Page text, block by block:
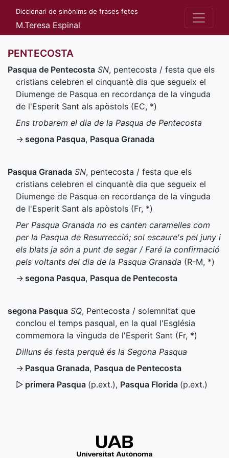
Diccionari de sinònims de frases fetes
M.Teresa Espinal
PENTECOSTA
Pasqua de Pentecosta SN, pentecosta / festa que els
cristians celebren el cinquantè dia que segueix el
Diumenge de Pasqua en recordança de la vinguda
de l'Esperit Sant als apòstols (EC, *)
Ens trobarem el dia de la Pasqua de Pentecosta
→ segona Pasqua, Pasqua Granada
Pasqua Granada SN, pentecosta / festa que els
cristians celebren el cinquantè dia que segueix el
Diumenge de Pasqua en recordança de la vinguda
de l'Esperit Sant als apòstols (Fr, *)
Per Pasqua Granada no es canten caramelles com
per la Pasqua de Resurrecció; sol escaure's pel juny i
els blats ja són a punt de segar / Faré la confirmació
pels voltants del dia de la Pasqua Granada (R-M, *)
→ segona Pasqua, Pasqua de Pentecosta
segona Pasqua SQ, Pentecosta / solemnitat que
conclou el temps pasqual, en la qual l'Església
commemora la vinguda de l'Esperit Sant (Fr, *)
Dilluns és festa perquè és la Segona Pasqua
→ Pasqua Granada, Pasqua de Pentecosta
▷ primera Pasqua (p.ext.), Pasqua Florida (p.ext.)